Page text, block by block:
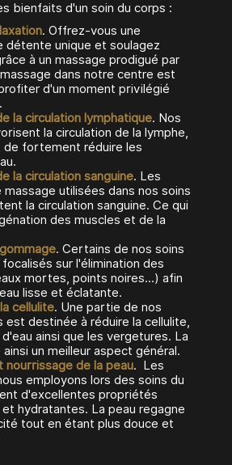
bienfaits d'un soin du corps :
. Offrez-vous une
détente unique et soulagez
à un massage prodigué par
dans notre centre est
d'un moment privilégié
la circulation lymphatique. Nos
la circulation de la lymphe,
de fortement réduire les
la circulation sanguine. Les
massage utilisées dans nos soins
la circulation sanguine. Ce qui
des muscles et de la
. Certains de nos soins
sur l'élimination des
mortes, points noires...) afin
lisse et éclatante.
cellulite. Une partie de nos
est destinée à réduire la cellulite,
ainsi que les vergetures. La
un meilleur aspect général.
nourrissage de la peau. Les
employons lors des soins du
d'excellentes propriétés
hydratantes. La peau regagne
tout en étant plus douce et